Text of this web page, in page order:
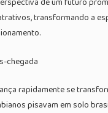
transformando a
chegada
rapidamente se
pisavam em solo